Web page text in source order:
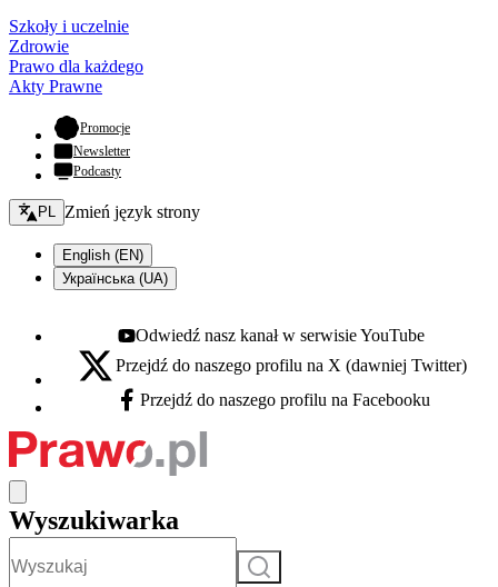
Szkoły i uczelnie
Zdrowie
Prawo dla każdego
Akty Prawne
Promocje- otwiera się w nowej karcie
Newsletter
Podcasty
Zmień język - bieżący:
PL Zmień język strony
English (EN)
Українська (UA)
Youtube - otwiera się w nowej karcie
Odwiedź nasz kanał w serwisie YouTube
X - otwiera się w nowej karcie
Przejdź do naszego profilu na X (dawniej Twitter)
Facebook - otwiera się w nowej karcie
Przejdź do naszego profilu na Facebooku
Wyszukiwarka
Szukaj